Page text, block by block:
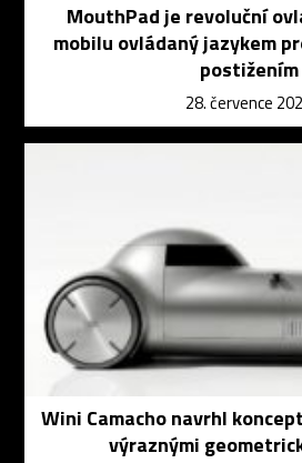
MouthPad je revoluční
mobilu ovládaný jazykem
postižením
28. července
Wini Camacho navrhl
výraznými